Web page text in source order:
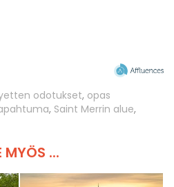
odotukset, opas
, Saint Merrin alue,
MYÖS ...